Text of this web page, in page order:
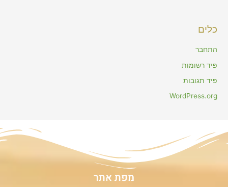
כלים
התחבר
פיד רשומות
פיד תגובות
WordPress.org
מפת אתר